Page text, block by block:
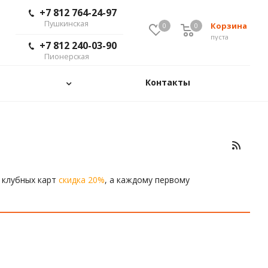
0 Корзина
пуста
0
+7 812 764-24-97
Пушкинская
+7 812 240-03-90
Пионерская
Контакты
карт скидка 20%, а каждому первому